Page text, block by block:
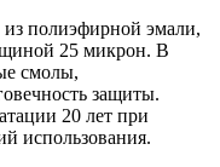
полиэфирной эмали,
25 микрон. В
смолы,
защиты.
20 лет при
использования.